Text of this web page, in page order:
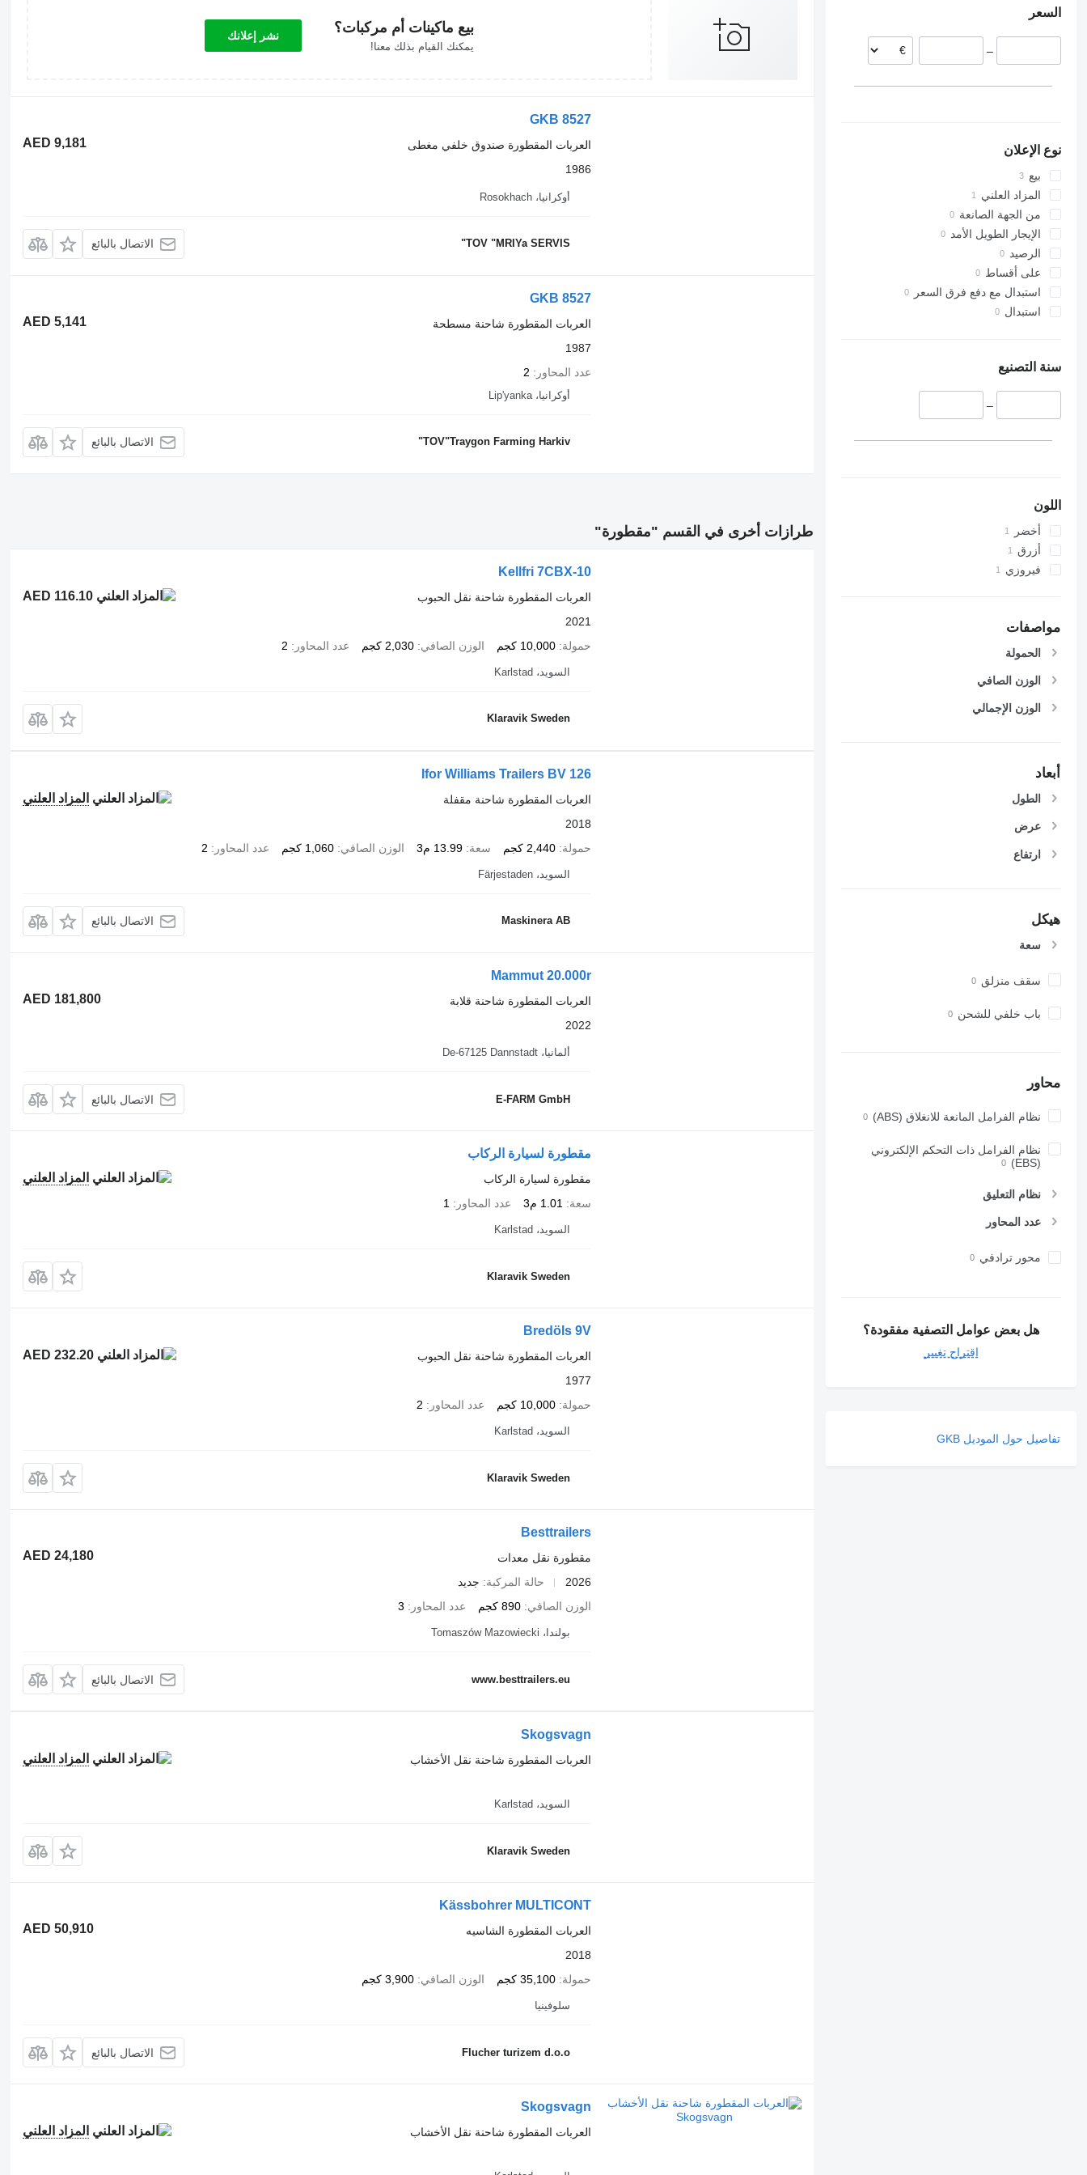
السعر
–
نوع الإعلان
بيع
المزاد العلني
من الجهة الصانعة
الإيجار الطويل الأمد
الرصيد
على أقساط
استبدال مع دفع فرق السعر
استبدال
سنة التصنيع
–
اللون
أخضر
أزرق
فيروزي
مواصفات
الحمولة
الوزن الصافي
الوزن الإجمالي
أبعاد
الطول
عرض
ارتفاع
هيكل
سعة
سقف منزلق
باب خلفي للشحن
محاور
نظام الفرامل المانعة للانغلاق (ABS)
نظام الفرامل ذات التحكم الإلكتروني
(EBS)
نظام التعليق
عدد المحاور
محور ترادفي
هل بعض عوامل التصفية مفقودة؟
اقتراح تغيير
تفاصيل حول الموديل GKB
بيع ماكينات أم مركبات؟
يمكنك القيام بذلك معنا!
نشر إعلانك
GKB 8527
AED 9,181
العربات المقطورة صندوق خلفي مغطى
1986
أوكرانيا، Rosokhach
TOV "MRIYa SERVIS" الاتصال بالبائع
GKB 8527
AED 5,141
العربات المقطورة شاحنة مسطحة
1987
عدد المحاور
2
أوكرانيا، Lip'yanka
TOV"Traygon Farming Harkiv" الاتصال بالبائع
طرازات أخرى في القسم "مقطورة"
Kellfri 7CBX-10
AED 116.10
العربات المقطورة شاحنة نقل الحبوب
2021
حمولة 10,000 كجم الوزن الصافي 2,030 كجم عدد المحاور 2
السويد، Karlstad
Klaravik Sweden
Ifor Williams Trailers BV 126
المزاد العلني
العربات المقطورة شاحنة مقفلة
2018
حمولة 2,440 كجم سعة 13.99 م3 الوزن الصافي 1,060 كجم عدد المحاور 2
السويد، Färjestaden
Maskinera AB الاتصال بالبائع
Mammut 20.000r
AED 181,800
العربات المقطورة شاحنة قلابة
2022
ألمانيا، De-67125 Dannstadt
E-FARM GmbH الاتصال بالبائع
مقطورة لسيارة الركاب
المزاد العلني
مقطورة لسيارة الركاب
سعة
1.01 م3 عدد المحاور 1
السويد، Karlstad
Klaravik Sweden
Bredöls 9V
AED 232.20
العربات المقطورة شاحنة نقل الحبوب
1977
حمولة 10,000 كجم عدد المحاور 2
السويد، Karlstad
Klaravik Sweden
Besttrailers
AED 24,180
مقطورة نقل معدات
2026
حالة المركبة
جديد
الوزن الصافي 890 كجم عدد المحاور 3
بولندا، Tomaszów Mazowiecki
www.besttrailers.eu الاتصال بالبائع
Skogsvagn
المزاد العلني
العربات المقطورة شاحنة نقل الأخشاب
السويد، Karlstad
Klaravik Sweden
Kässbohrer MULTICONT
AED 50,910
العربات المقطورة الشاسيه
2018
حمولة 35,100 كجم الوزن الصافي 3,900 كجم
سلوفينيا
Flucher turizem d.o.o الاتصال بالبائع
Skogsvagn
المزاد العلني
العربات المقطورة شاحنة نقل الأخشاب